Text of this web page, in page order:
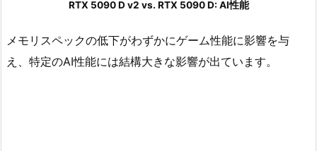
RTX 5090 D v2 vs. RTX 5090 D: AI性能
メモリスペックの低下がわずかにゲーム性能に影響を与
え、特定のAI性能には結構大きな影響が出ています。